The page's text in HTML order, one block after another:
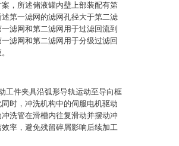
，所述储液罐内壁上部装配有第
第一滤网的滤网孔径大于第二滤
滤网和第二滤网用于过滤回流到
滤网和第二滤网用于分级过滤回
工件夹具沿弧形导轨运动至导向框
时，冲洗机构中的伺服电机驱动
洗管在滑槽内往复滑动并摆动冲
率，避免残留碎屑影响后续加工